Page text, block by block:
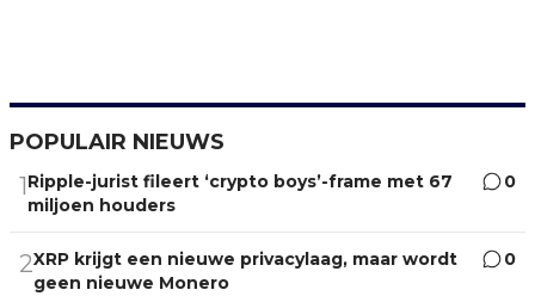
POPULAIR NIEUWS
1 Ripple-jurist fileert ‘crypto boys’-frame met 67
miljoen houders
0
2XRP krijgt een nieuwe privacylaag, maar wordt
geen nieuwe Monero
0